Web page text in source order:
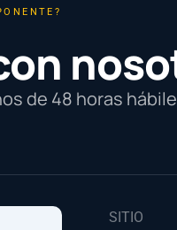
de 48 horas
SITIO